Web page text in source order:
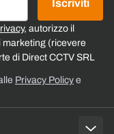
, autorizzo il
marketing (ricevere
di Direct CCTV SRL
Iscriviti
Privacy Policy e